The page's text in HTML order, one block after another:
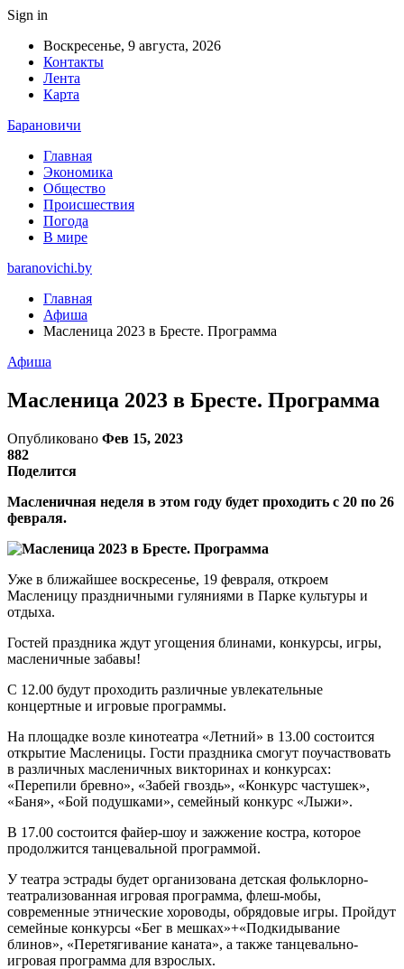
Sign in
Воскресенье, 9 августа, 2026
Контакты
Лента
Карта
Барановичи
Главная
Экономика
Общество
Происшествия
Погода
В мире
baranovichi.by
Главная
Афиша
Масленица 2023 в Бресте. Программа
Афиша
Масленица 2023 в Бресте. Программа
Опубликовано Фев 15, 2023
882
Поделится
Масленичная неделя в этом году будет проходить с 20 по 26
февраля.
Уже в ближайшее воскресенье, 19 февраля, откроем
Масленицу праздничными гуляниями в Парке культуры и
отдыха.
Гостей праздника ждут угощения блинами, конкурсы, игры,
масленичные забавы!
С 12.00 будут проходить различные увлекательные
концертные и игровые программы.
На площадке возле кинотеатра «Летний» в 13.00 состоится
открытие Масленицы. Гости праздника смогут поучаствовать
в различных масленичных викторинах и конкурсах:
«Перепили бревно», «Забей гвоздь», «Конкурс частушек»,
«Баня», «Бой подушками», семейный конкурс «Лыжи».
В 17.00 состоится файер-шоу и зажжение костра, которое
продолжится танцевальной программой.
У театра эстрады будет организована детская фольклорно-
театрализованная игровая программа, флеш-мобы,
современные этнические хороводы, обрядовые игры. Пройдут
семейные конкурсы «Бег в мешках»+«Подкидывание
блинов», «Перетягивание каната», а также танцевально-
игровая программа для взрослых.